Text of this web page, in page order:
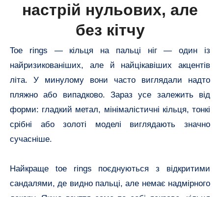
настрій нульових, але
без кітчу
Toe rings — кільця на пальці ніг — один із
найризикованіших, але й найцікавіших акцентів
літа. У минулому вони часто виглядали надто
пляжно або випадково. Зараз усе залежить від
форми: гладкий метал, мінімалістичні кільця, тонкі
срібні або золоті моделі виглядають значно
сучасніше.
Найкраще toe rings поєднуються з відкритими
сандалями, де видно пальці, але немає надмірного